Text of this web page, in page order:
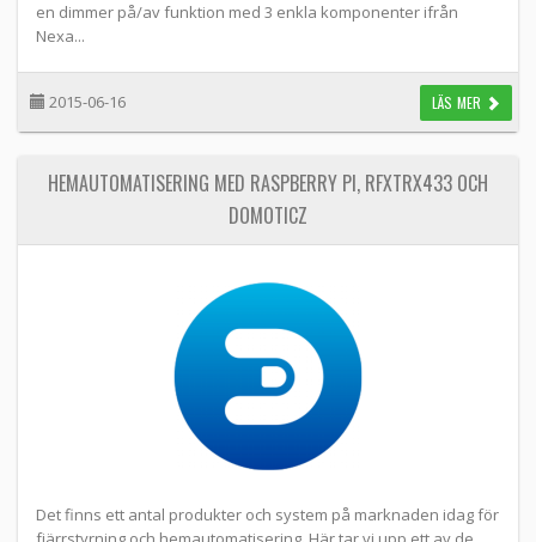
en dimmer på/av funktion med 3 enkla komponenter ifrån
Nexa...
2015-06-16 LÄS MER
HEMAUTOMATISERING MED RASPBERRY PI, RFXTRX433 OCH
DOMOTICZ
Det finns ett antal produkter och system på marknaden idag för